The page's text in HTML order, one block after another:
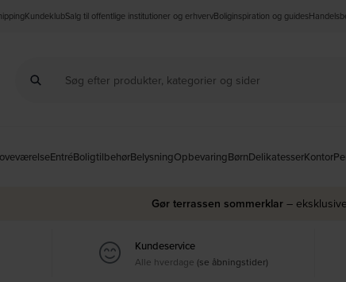
KundeklubSalg til offentlige institutioner og erhvervBoliginspiration og guides
EntréBoligtilbehørBelysningOpbevaringBørnDelikatesserKontor
Gør terrassen sommerklar –
Kundeservice
Alle hverdage (se åbningstider)